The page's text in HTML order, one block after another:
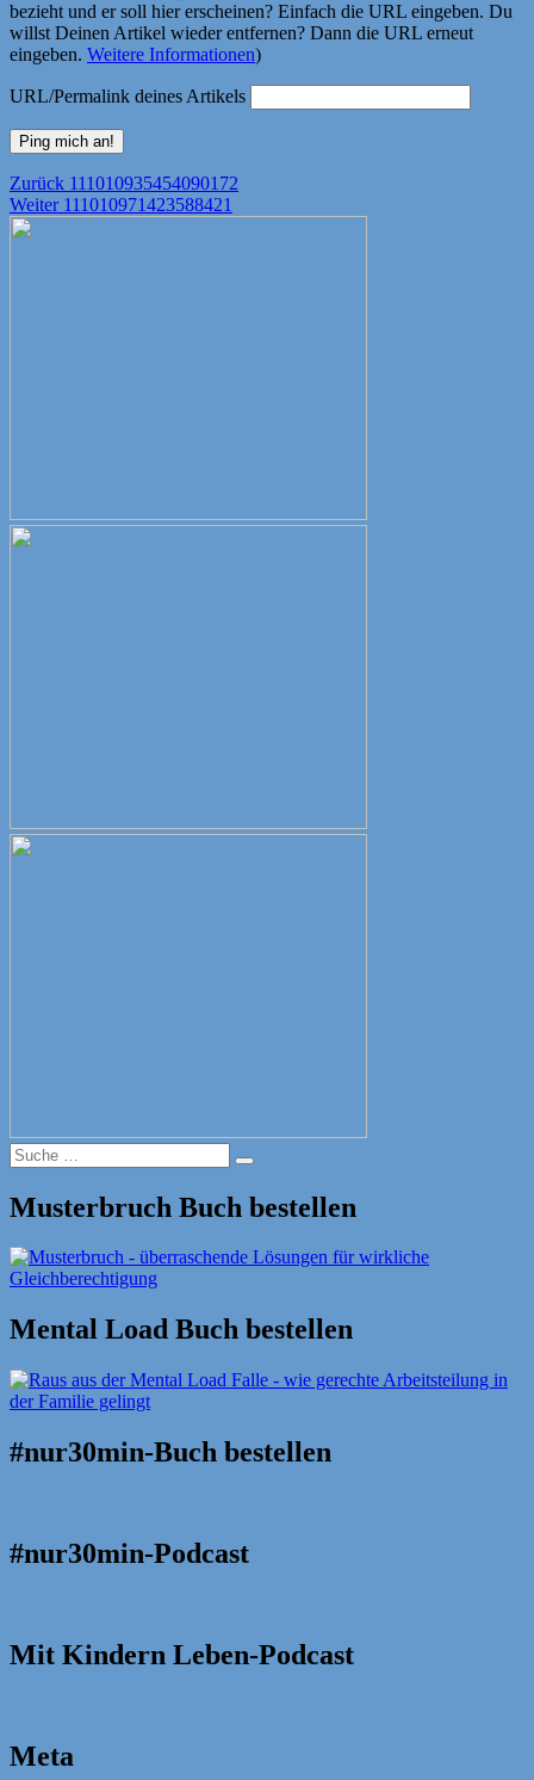
bezieht und er soll hier erscheinen? Einfach die URL eingeben. Du
willst Deinen Artikel wieder entfernen? Dann die URL erneut
eingeben. Weitere Informationen)
URL/Permalink deines Artikels
Beitragsnavigation
Zurück Vorheriger
Beitrag:
111010935454090172
Weiter Nächster
111010971423588421
Suche
nach:
Suche
Musterbruch Buch bestellen
Mental Load Buch bestellen
#nur30min-Buch bestellen
#nur30min-Podcast
Mit Kindern Leben-Podcast
Meta